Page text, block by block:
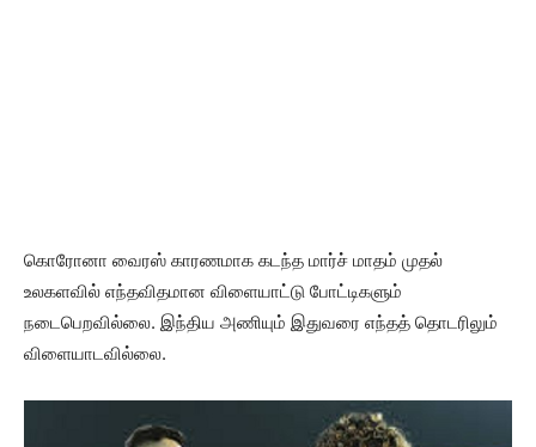
கொரோனா வைரஸ் காரணமாக கடந்த மார்ச் மாதம் முதல்
உலகளவில் எந்தவிதமான விளையாட்டு போட்டிகளும்
நடைபெறவில்லை. இந்திய அணியும் இதுவரை எந்தத் தொடரிலும்
விளையாடவில்லை.